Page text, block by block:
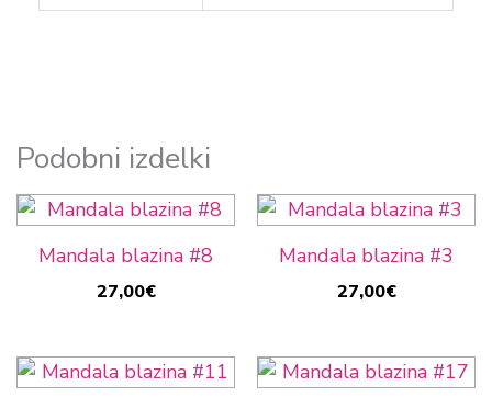
Podobni izdelki
Mandala blazina #8
27,00€
Mandala blazina #3
27,00€